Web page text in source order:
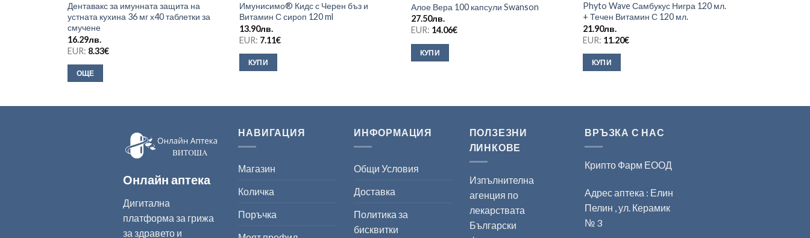
Дентавакс за имунната защита на
устната кухина 36 мг х40 таблетки за
смучене
16.29лв.
EUR: 8.33€
ОЩЕ
Имунисимо® Кидс с Черен бъз и
Витамин С сироп 120 ml
13.90лв.
EUR: 7.11€
КУПИ
Алое Вера 100 капсули Swanson
27.50лв.
EUR: 14.06€
КУПИ
Phyto Wave Самбукус Нигра 120 мл.
+ Течен Витамин С 120 мл.
21.90лв.
EUR: 11.20€
КУПИ
Онлайн аптека
Дигитална
платформа за грижа
за здравето и
НАВИГАЦИЯ
Магазин
Количка
Поръчка
ИНФОРМАЦИЯ
Общи Условия
Доставка
Политика за
бисквитки
ПОЛЗЕЗНИ
ЛИНКОВЕ
Изпълнителна
агенция по
лекарствата
Български
ВРЪЗКА С НАС
Крипто Фарм ЕООД
Адрес аптека : Елин
Пелин , ул. Керамик
№ 3